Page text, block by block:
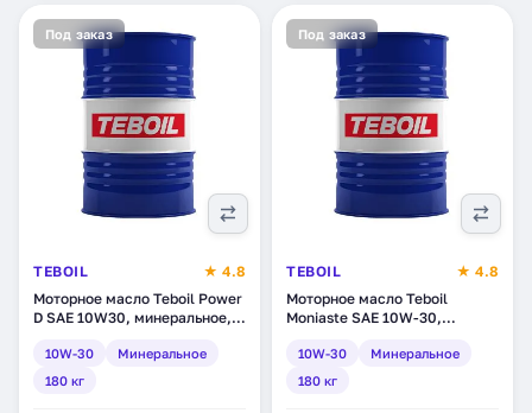
Под заказ
TEBOIL
★ 4.8
Моторное масло Teboil Power
D SAE 10W30, минеральное,
10W-30
Минеральное
180 кг
Под заказ
TEBOIL
★ 4.8
Моторное масло Teboil
Moniaste SAE 10W-30,
10W-30
Минеральное
180 кг